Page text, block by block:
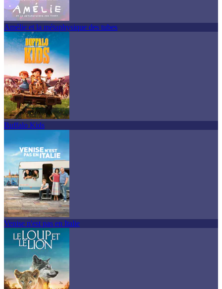
Amélie et la métaphysique des tubes
Buffalo Kids
Venise n'est pas en Italie